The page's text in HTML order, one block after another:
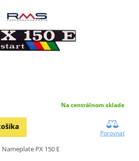
Na centrálnom sklade
Porovnať
Nameplate PX 150 E